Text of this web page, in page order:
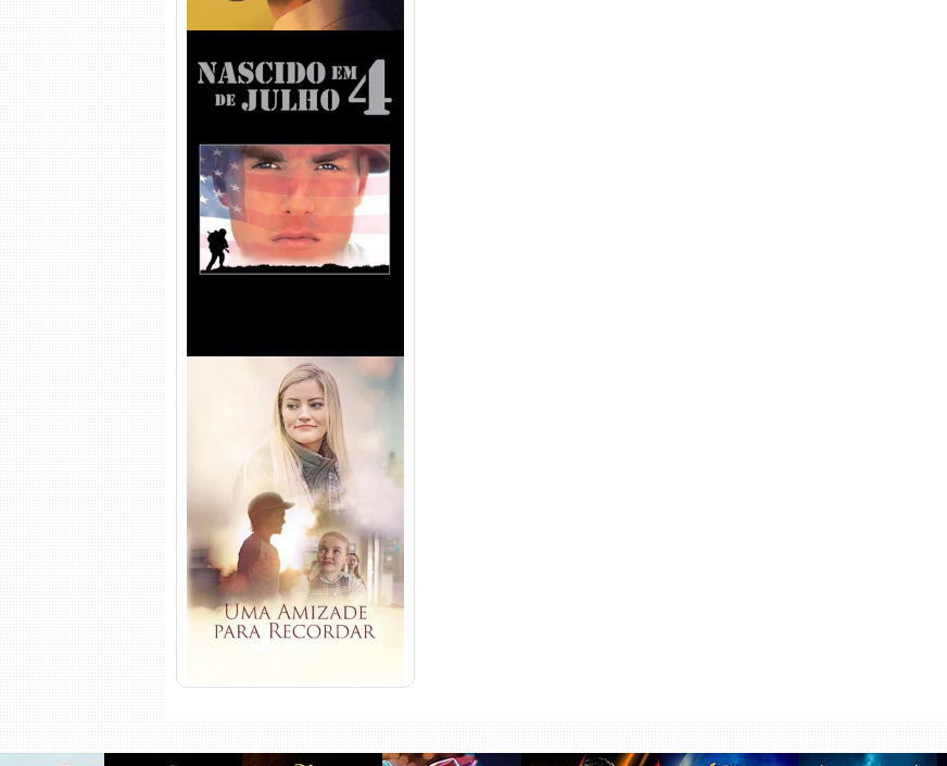
Nascido em 4 de Julho
Torrent (1989) WEB-DL 1080p
Dual Áudio
Uma Amizade para Recordar
Torrent (2025) WEB-DL 1080p
Dual Áudio